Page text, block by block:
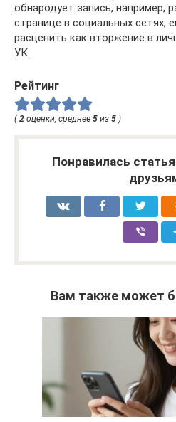
обнародует запись, например,
странице в социальных сетях,
расценить как вторжение в
УК.
Рейтинг
( 2 оценки, среднее 5 из 5 )
Понравилась
Вам также может